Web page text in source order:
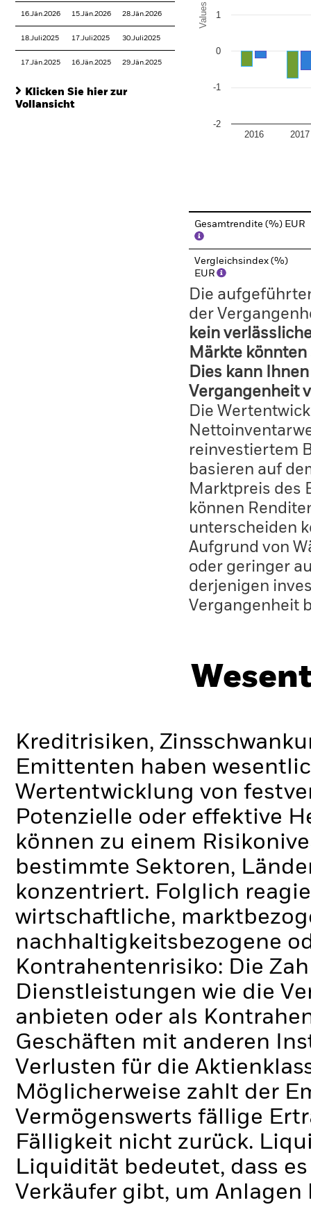
16.Jän.2026 15.Jän.2026 28.Jän.2026
18.Juli2025 17.Juli2025 30.Juli2025
17.Jän.2025 16.Jän.2025 29.Jän.2025
Klicken Sie hier zur
Vollansicht
Values
2016 2017
-2
-1
0
1
Gesamtrendite (%) EUR
Vergleichsindex (%)
EUR
Die
der
kein
Märkte
Dies kann
Vergangenheit
Die
reinvestiertem
basieren auf
Marktpreis des
können
unterscheiden
Aufgrund von
oder geringer
derjenigen
Vergangenheit
Kreditrisiken,
Emittenten haben
Wertentwicklung von
Potenzielle oder effektive
können zu einem
bestimmte Sektoren,
konzentriert. Folglich
wirtschaftliche,
nachhaltigkeitsbezogene
Kontrahentenrisiko: Die
Dienstleistungen wie die
anbieten oder als
Geschäften mit anderen
Verlusten für die
Möglicherweise zahlt der
Vermögenswerts fällige
Fälligkeit nicht zurück.
Liquidität bedeutet, dass
Verkäufer gibt, um